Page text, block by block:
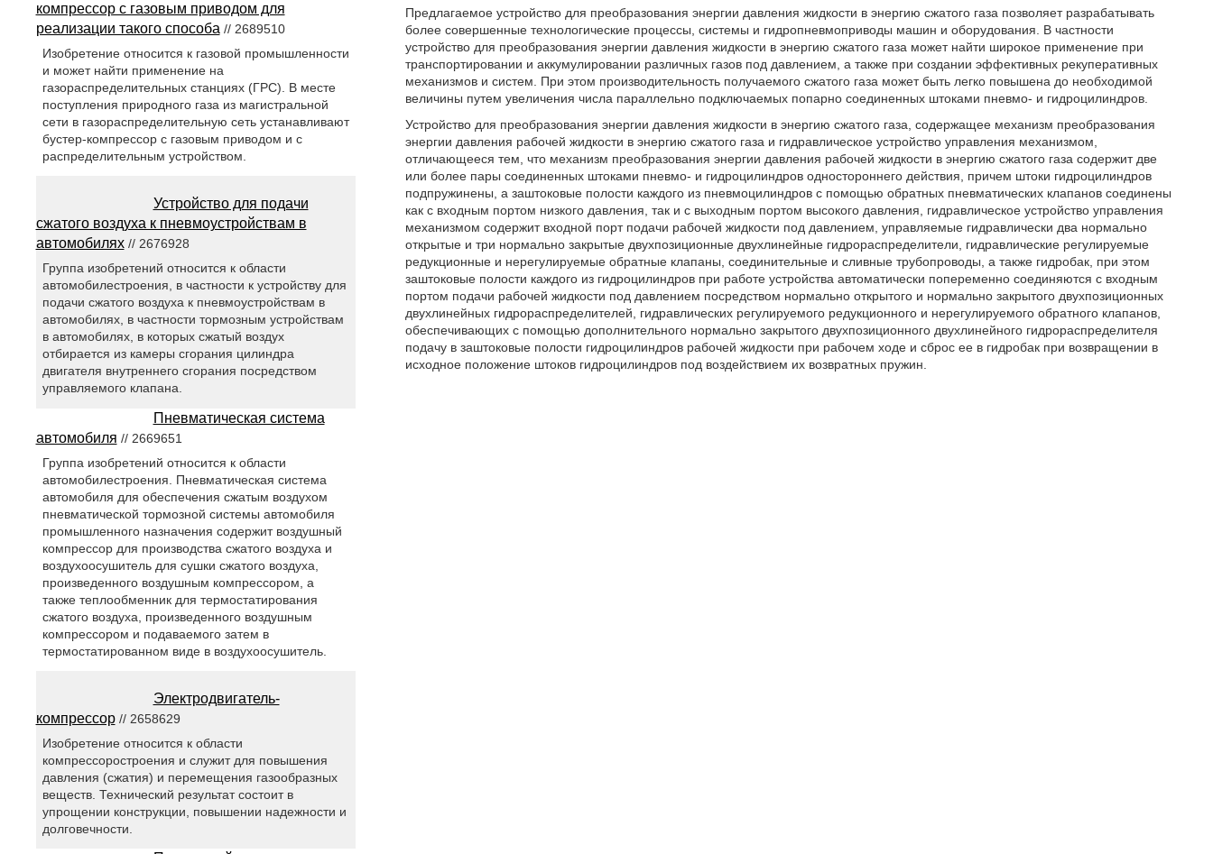
Предлагаемое устройство для преобразования энергии давления жидкости в энергию сжатого газа позволяет разрабатывать
более совершенные технологические процессы, системы и гидропневмоприводы машин и оборудования. В частности
устройство для преобразования энергии давления жидкости в энергию сжатого газа может найти широкое применение при
транспортировании и аккумулировании различных газов под давлением, а также при создании эффективных рекуперативных
механизмов и систем. При этом производительность получаемого сжатого газа может быть легко повышена до необходимой
величины путем увеличения числа параллельно подключаемых попарно соединенных штоками пневмо- и гидроцилиндров.
Устройство для преобразования энергии давления жидкости в энергию сжатого газа, содержащее механизм преобразования
энергии давления рабочей жидкости в энергию сжатого газа и гидравлическое устройство управления механизмом,
отличающееся тем, что механизм преобразования энергии давления рабочей жидкости в энергию сжатого газа содержит две
или более пары соединенных штоками пневмо- и гидроцилиндров одностороннего действия, причем штоки гидроцилиндров
подпружинены, а заштоковые полости каждого из пневмоцилиндров с помощью обратных пневматических клапанов соединены
как с входным портом низкого давления, так и с выходным портом высокого давления, гидравлическое устройство управления
механизмом содержит входной порт подачи рабочей жидкости под давлением, управляемые гидравлически два нормально
открытые и три нормально закрытые двухпозиционные двухлинейные гидрораспределители, гидравлические регулируемые
редукционные и нерегулируемые обратные клапаны, соединительные и сливные трубопроводы, а также гидробак, при этом
заштоковые полости каждого из гидроцилиндров при работе устройства автоматически попеременно соединяются с входным
портом подачи рабочей жидкости под давлением посредством нормально открытого и нормально закрытого двухпозиционных
двухлинейных гидрораспределителей, гидравлических регулируемого редукционного и нерегулируемого обратного клапанов,
обеспечивающих с помощью дополнительного нормально закрытого двухпозиционного двухлинейного гидрораспределителя
подачу в заштоковые полости гидроцилиндров рабочей жидкости при рабочем ходе и сброс ее в гидробак при возвращении в
исходное положение штоков гидроцилиндров под воздействием их возвратных пружин.
компрессор с газовым приводом для
реализации такого способа// 2689510
Изобретение относится к газовой промышленности
и может найти применение на
газораспределительных станциях (ГРС). В месте
поступления природного газа из магистральной
сети в газораспределительную сеть устанавливают
бустер-компрессор с газовым приводом и с
распределительным устройством.
Устройство для подачи
сжатого воздуха к пневмоустройствам в
автомобилях// 2676928
Группа изобретений относится к области
автомобилестроения, в частности к устройству для
подачи сжатого воздуха к пневмоустройствам в
автомобилях, в частности тормозным устройствам
в автомобилях, в которых сжатый воздух
отбирается из камеры сгорания цилиндра
двигателя внутреннего сгорания посредством
управляемого клапана.
Пневматическая система
автомобиля // 2669651
Группа изобретений относится к области
автомобилестроения. Пневматическая система
автомобиля для обеспечения сжатым воздухом
пневматической тормозной системы автомобиля
промышленного назначения содержит воздушный
компрессор для производства сжатого воздуха и
воздухоосушитель для сушки сжатого воздуха,
произведенного воздушным компрессором, а
также теплообменник для термостатирования
сжатого воздуха, произведенного воздушным
компрессором и подаваемого затем в
термостатированном виде в воздухоосушитель.
Электродвигатель-
компрессор// 2658629
Изобретение относится к области
компрессоростроения и служит для повышения
давления (сжатия) и перемещения газообразных
веществ. Технический результат состоит в
упрощении конструкции, повышении надежности и
долговечности.